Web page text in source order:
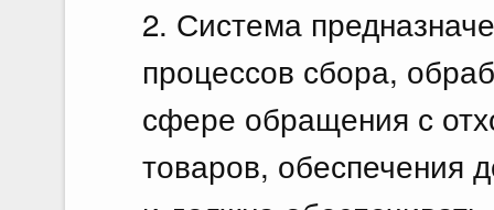
2. Система
процессов сбора,
сфере обращения с
товаров, обеспечения